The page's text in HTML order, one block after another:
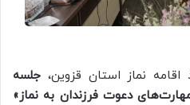
نماز استان قزوین، جلسه
دعوت فرزندان به نماز»